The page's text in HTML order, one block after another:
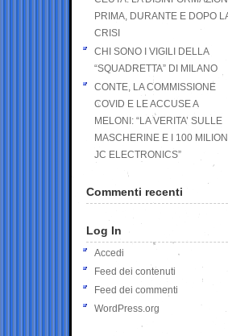
PRIMA, DURANTE E DOPO
CRISI
CHI SONO I VIGILI DELLA
“SQUADRETTA” DI MILANO
CONTE, LA COMMISSIONE
COVID E LE ACCUSE A
MELONI: “LA VERITA’ SULLE
MASCHERINE E I 100
JC ELECTRONICS”
Commenti recenti
Log In
Accedi
Feed dei contenuti
Feed dei commenti
WordPress.org